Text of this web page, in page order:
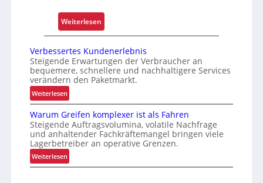
s
i
c
h
e
r
i
t
w
a
c
h
s
t
l
e
n
o
Weiterlesen:
O
p
t
i
m
e
r
t
e
P
Verbessertes Kundenerlebnis
Steigende Erwartungen der Verbraucher an
bequemere, schnellere und nachhaltigere Services
verändern den Paketmarkt.
Weiterlesen:
V
e
r
b
e
s
Warum Greifen komplexer ist als Fahren
Steigende Auftragsvolumina, volatile Nachfrage
und anhaltender Fachkräftemangel bringen viele
Lagerbetreiber an operative Grenzen.
Weiterlesen:
W